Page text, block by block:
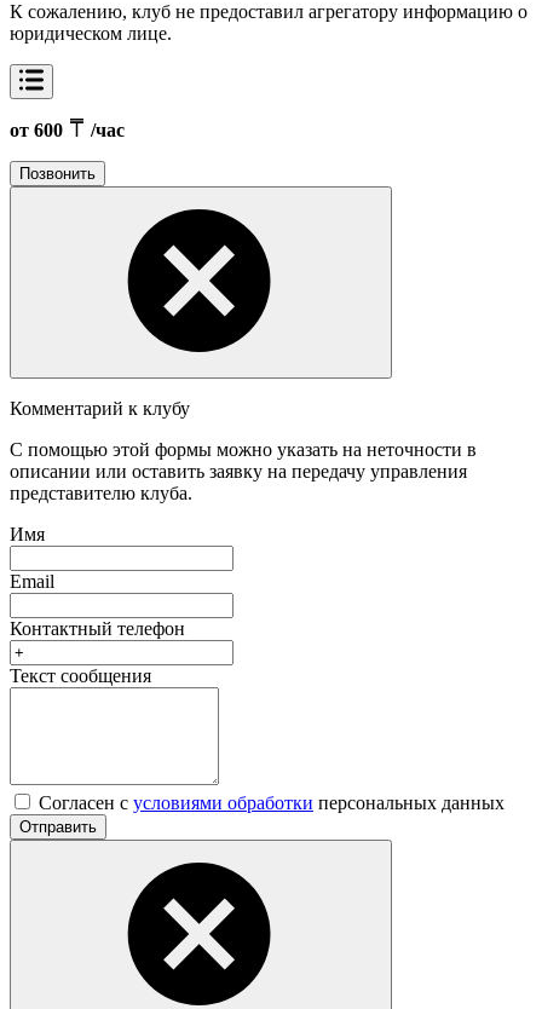
К сожалению, клуб не предоставил агрегатору информацию о
юридическом лице.
от 600 /час
Позвонить
Комментарий к клубу
С помощью этой формы можно указать на неточности в
описании или оставить заявку на передачу управления
представителю клуба.
Имя
Email
Контактный телефон
Текст сообщения
Согласен с условиями обработки персональных данных
Отправить